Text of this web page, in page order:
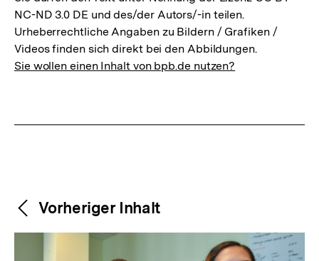
NC-ND 3.0 DE und des/der Autors/-in teilen.
Urheberrechtliche Angaben zu Bildern / Grafiken /
Videos finden sich direkt bei den Abbildungen.
Sie wollen einen Inhalt von bpb.de nutzen?
Weitere
Inhalte
Content-
Navigation
Vorheriger Inhalt